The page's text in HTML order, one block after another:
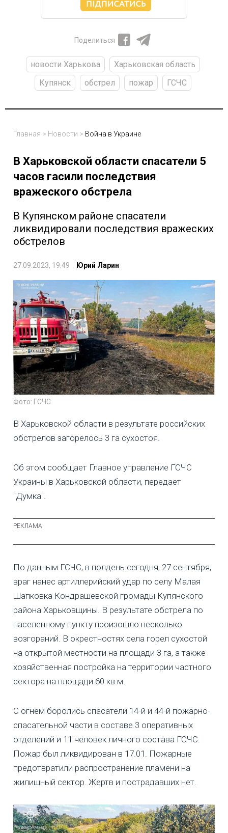
Поделиться
новости Харькова
Харьковская область
Купянск
обстрел пожар ГСЧС
Главная > Новости > Война в Украине
В Харьковской области спасатели 5
часов гасили последствия
вражеского обстрела
В Купянском районе спасатели
ликвидировали последствия вражеских
обстрелов
27.09.2023, 19:49 Юрий Ларин
Фото: ГСЧС
В Харьковской области в результате российских
обстрелов загорелось 3 га сухостоя.
Об этом сообщает Главное управление ГСЧС
Украины в Харьковской области, передает
"Думка".
По данным ГСЧС, в полдень сегодня, 27 сентября,
враг нанес артиллерийский удар по селу Малая
Шапковка Кондрашевской громады Купянского
района Харьковщины. В результате обстрела по
населенному пункту произошло несколько
возгораний. В окрестностях села горел сухостой
на открытой местности на площади 3 га, а также
хозяйственная постройка на территории частного
сектора на площади 60 кв.м.
С огнем боролись спасатели 14-й и 44-й пожарно-
спасательной части в составе 3 оперативных
отделений и 11 человек личного состава ГСЧС.
Пожар был ликвидирован в 17.01. Пожарные
предотвратили распространение пламени на
жилищный сектор. Жертв и пострадавших нет.